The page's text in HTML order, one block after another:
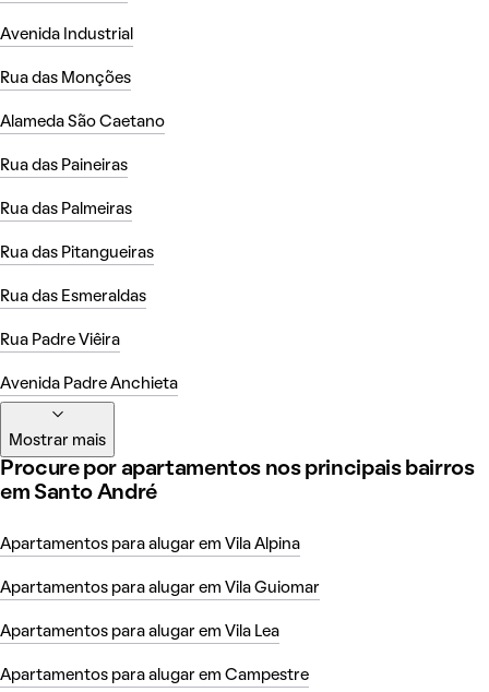
Avenida Industrial
Rua das Monções
Alameda São Caetano
Rua das Paineiras
Rua das Palmeiras
Rua das Pitangueiras
Rua das Esmeraldas
Rua Padre Viêira
Avenida Padre Anchieta
Mostrar mais
Procure por apartamentos nos principais bairros
em Santo André
Apartamentos para alugar em Vila Alpina
Apartamentos para alugar em Vila Guiomar
Apartamentos para alugar em Vila Lea
Apartamentos para alugar em Campestre